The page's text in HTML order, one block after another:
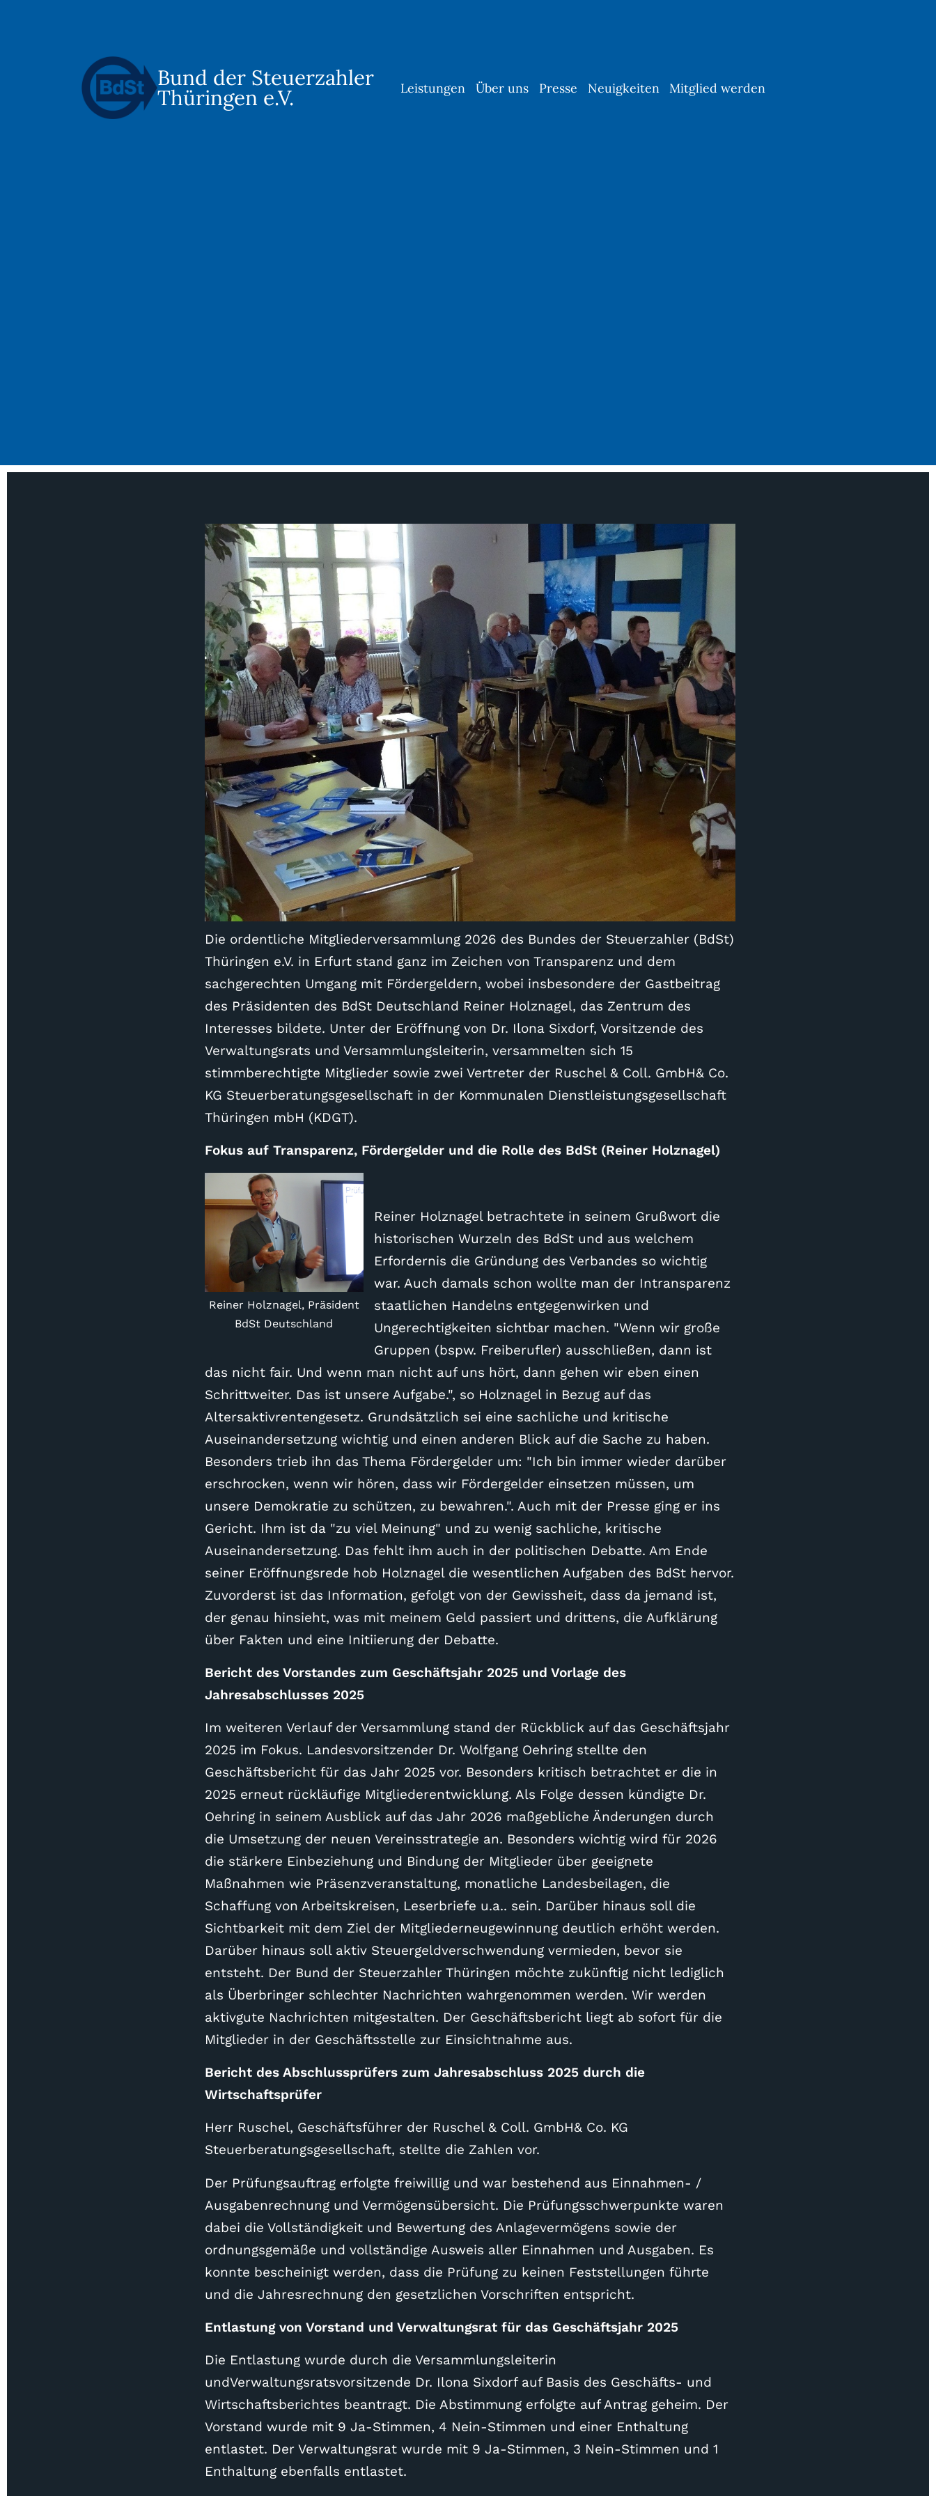
Bund der Steuerzahler
Thüringen e.V. Leistungen Über uns Presse Neuigkeiten Mitglied werden
Die ordentliche Mitgliederversammlung 2026 des Bundes der Steuerzahler (BdSt)
Thüringen e.V. in Erfurt stand ganz im Zeichen von Transparenz und dem
sachgerechten Umgang mit Fördergeldern, wobei insbesondere der Gastbeitrag
des Präsidenten des BdSt Deutschland Reiner Holznagel, das Zentrum des
Interesses bildete. Unter der Eröffnung von Dr. Ilona Sixdorf, Vorsitzende des
Verwaltungsrats und Versammlungsleiterin, versammelten sich 15
stimmberechtigte Mitglieder sowie zwei Vertreter der Ruschel & Coll. GmbH& Co.
KG Steuerberatungsgesellschaft in der Kommunalen Dienstleistungsgesellschaft
Thüringen mbH (KDGT).
Fokus auf Transparenz, Fördergelder und die Rolle des BdSt (Reiner Holznagel)
Reiner Holznagel, Präsident
BdSt Deutschland
Reiner Holznagel betrachtete in seinem Grußwort die
historischen Wurzeln des BdSt und aus welchem
Erfordernis die Gründung des Verbandes so wichtig
war. Auch damals schon wollte man der Intransparenz
staatlichen Handelns entgegenwirken und
Ungerechtigkeiten sichtbar machen. "Wenn wir große
Gruppen (bspw. Freiberufler) ausschließen, dann ist
das nicht fair. Und wenn man nicht auf uns hört, dann gehen wir eben einen
Schrittweiter. Das ist unsere Aufgabe.", so Holznagel in Bezug auf das
Altersaktivrentengesetz. Grundsätzlich sei eine sachliche und kritische
Auseinandersetzung wichtig und einen anderen Blick auf die Sache zu haben.
Besonders trieb ihn das Thema Fördergelder um: "Ich bin immer wieder darüber
erschrocken, wenn wir hören, dass wir Fördergelder einsetzen müssen, um
unsere Demokratie zu schützen, zu bewahren.". Auch mit der Presse ging er ins
Gericht. Ihm ist da "zu viel Meinung" und zu wenig sachliche, kritische
Auseinandersetzung. Das fehlt ihm auch in der politischen Debatte. Am Ende
seiner Eröffnungsrede hob Holznagel die wesentlichen Aufgaben des BdSt hervor.
Zuvorderst ist das Information, gefolgt von der Gewissheit, dass da jemand ist,
der genau hinsieht, was mit meinem Geld passiert und drittens, die Aufklärung
über Fakten und eine Initiierung der Debatte.
Bericht des Vorstandes zum Geschäftsjahr 2025 und Vorlage des
Jahresabschlusses 2025
Im weiteren Verlauf der Versammlung stand der Rückblick auf das Geschäftsjahr
2025 im Fokus. Landesvorsitzender Dr. Wolfgang Oehring stellte den
Geschäftsbericht für das Jahr 2025 vor. Besonders kritisch betrachtet er die in
2025 erneut rückläufige Mitgliederentwicklung. Als Folge dessen kündigte Dr.
Oehring in seinem Ausblick auf das Jahr 2026 maßgebliche Änderungen durch
die Umsetzung der neuen Vereinsstrategie an. Besonders wichtig wird für 2026
die stärkere Einbeziehung und Bindung der Mitglieder über geeignete
Maßnahmen wie Präsenzveranstaltung, monatliche Landesbeilagen, die
Schaffung von Arbeitskreisen, Leserbriefe u.a.. sein. Darüber hinaus soll die
Sichtbarkeit mit dem Ziel der Mitgliederneugewinnung deutlich erhöht werden.
Darüber hinaus soll aktiv Steuergeldverschwendung vermieden, bevor sie
entsteht. Der Bund der Steuerzahler Thüringen möchte zukünftig nicht lediglich
als Überbringer schlechter Nachrichten wahrgenommen werden. Wir werden
aktivgute Nachrichten mitgestalten. Der Geschäftsbericht liegt ab sofort für die
Mitglieder in der Geschäftsstelle zur Einsichtnahme aus.
Bericht des Abschlussprüfers zum Jahresabschluss 2025 durch die
Wirtschaftsprüfer
Herr Ruschel, Geschäftsführer der Ruschel & Coll. GmbH& Co. KG
Steuerberatungsgesellschaft, stellte die Zahlen vor.
Der Prüfungsauftrag erfolgte freiwillig und war bestehend aus Einnahmen- /
Ausgabenrechnung und Vermögensübersicht. Die Prüfungsschwerpunkte waren
dabei die Vollständigkeit und Bewertung des Anlagevermögens sowie der
ordnungsgemäße und vollständige Ausweis aller Einnahmen und Ausgaben. Es
konnte bescheinigt werden, dass die Prüfung zu keinen Feststellungen führte
und die Jahresrechnung den gesetzlichen Vorschriften entspricht.
Entlastung von Vorstand und Verwaltungsrat für das Geschäftsjahr 2025
Die Entlastung wurde durch die Versammlungsleiterin
undVerwaltungsratsvorsitzende Dr. Ilona Sixdorf auf Basis des Geschäfts- und
Wirtschaftsberichtes beantragt. Die Abstimmung erfolgte auf Antrag geheim. Der
Vorstand wurde mit 9 Ja-Stimmen, 4 Nein-Stimmen und einer Enthaltung
entlastet. Der Verwaltungsrat wurde mit 9 Ja-Stimmen, 3 Nein-Stimmen und 1
Enthaltung ebenfalls entlastet.